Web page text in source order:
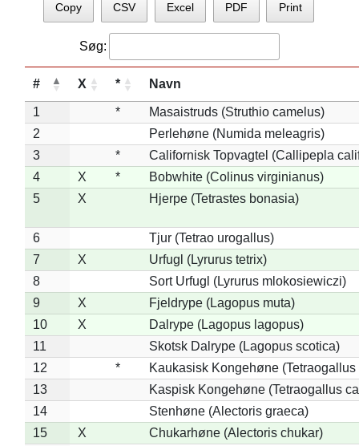
Copy CSV Excel PDF Print
Søg:
# X * Navn
1 *
Masaistruds (Struthio camelus)
2
Perlehøne (Numida meleagris)
3
*
Californisk Topvagtel (Callipepla
4
X *
Bobwhite (Colinus virginianus)
5
X Hjerpe (Tetrastes bonasia)
6
Tjur (Tetrao urogallus)
7
X
Urfugl (Lyrurus tetrix)
8
Sort Urfugl (Lyrurus mlokosiewiczi)
9
X
Fjeldrype (Lagopus muta)
10
X
Dalrype (Lagopus lagopus)
11
Skotsk Dalrype (Lagopus scotica)
12
*
Kaukasisk Kongehøne
13
Kaspisk Kongehøne (Tetraogallus
14
Stenhøne (Alectoris graeca)
15
X
Chukarhøne (Alectoris chukar)